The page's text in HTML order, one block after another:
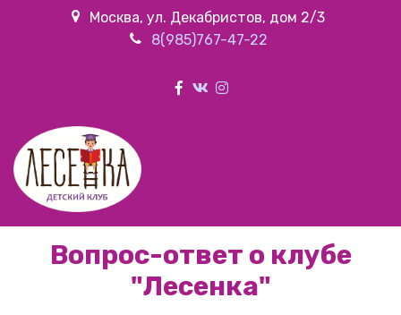
Москва, ул. Декабристов, дом 2/3
8(985)767-47-22
Вопрос-ответ о клубе
"Лесенка"